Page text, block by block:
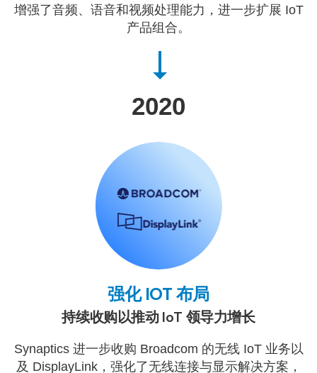
增强了音频、语音和视频处理能力，进一步扩展 IoT
产品组合。
2020
强化 IOT 布局
持续收购以推动 IoT 领导力增长
Synaptics 进一步收购 Broadcom 的无线 IoT 业务以
及 DisplayLink，强化了无线连接与显示解决方案，